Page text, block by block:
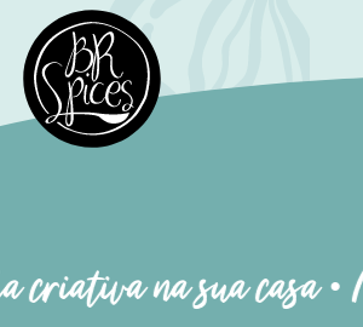
criativa na sua casa